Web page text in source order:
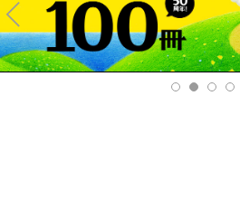
Pre
v